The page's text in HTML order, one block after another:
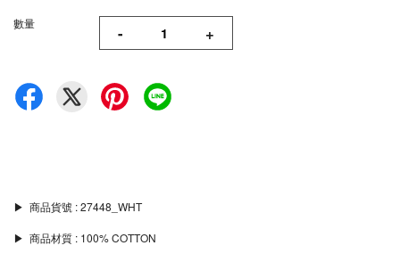
數量 - +
▶︎ 商品貨號 : 27448_WHT
▶︎ 商品材質 : 100% COTTON